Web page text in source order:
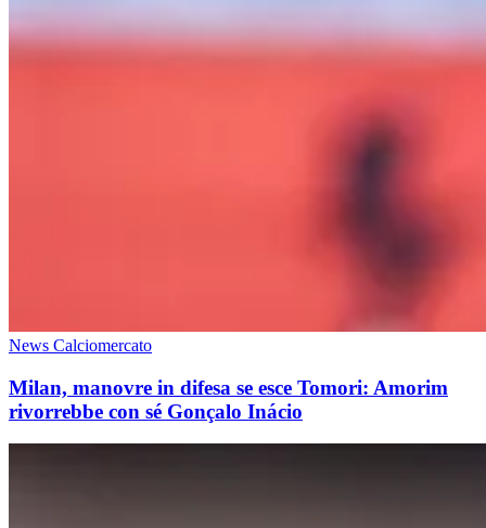
News Calciomercato
Milan, manovre in difesa se esce Tomori: Amorim
rivorrebbe con sé Gonçalo Inácio